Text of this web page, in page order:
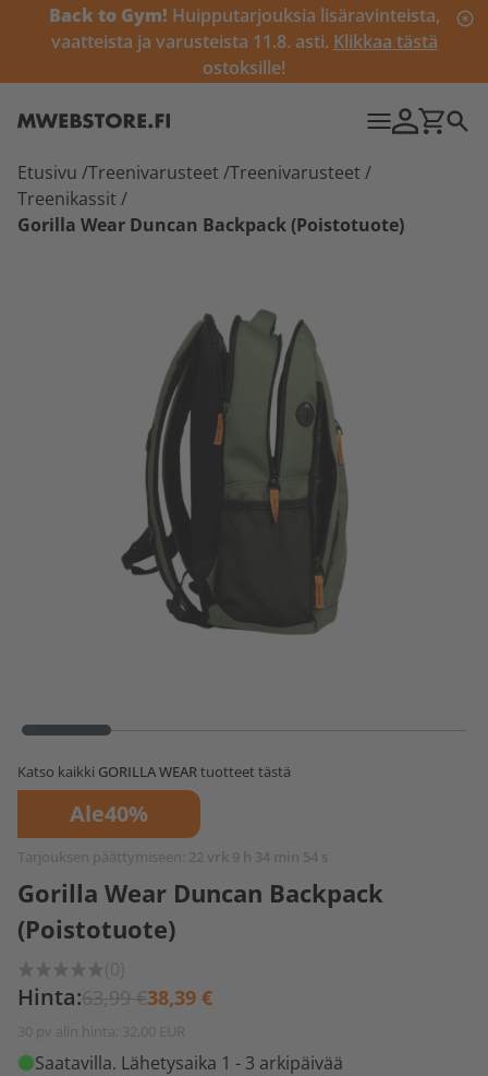
Back to Gym! Huipputarjouksia lisäravinteista,
vaatteista ja varusteista 11.8. asti. Klikkaa tästä
ostoksille!
Etusivu /Treenivarusteet /Treenivarusteet /
Treenikassit /
Gorilla Wear Duncan Backpack (Poistotuote)
Katso kaikki GORILLA WEARtuotteet tästä
Ale40%
Tarjouksen päättymiseen: 22 vrk 9 h 34 min 53 s
Gorilla Wear Duncan Backpack
(Poistotuote)
(0)
Hinta:63,99 €38,39 €
30 pv alin hinta: 32,00 EUR
Saatavilla. Lähetysaika 1 - 3 arkipäivää